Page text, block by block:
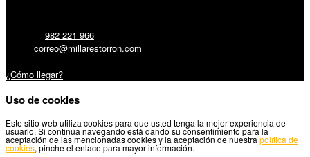
982 221 966
correo@millarestorron.com
¿Cómo llegar?
Uso de cookies
Este sitio web utiliza cookies para que usted tenga la mejor experiencia de
usuario. Si continúa navegando está dando su consentimiento para la
aceptación de las mencionadas cookies y la aceptación de nuestra política de
cookies, pinche el enlace para mayor información.